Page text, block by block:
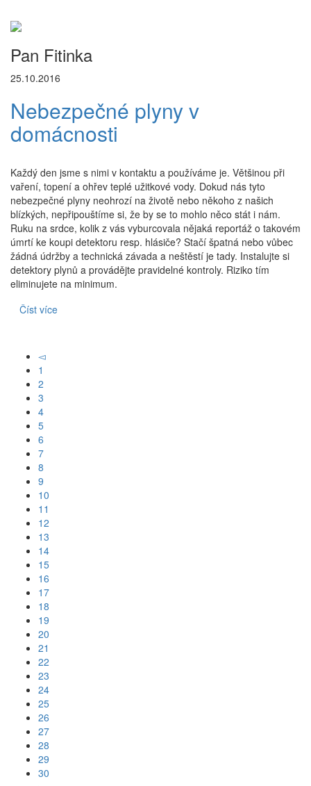
Pan Fitinka
25.10.2016
Nebezpečné plyny v
domácnosti
Každý den jsme s nimi v kontaktu a používáme je. Většinou při
vaření, topení a ohřev teplé užitkové vody. Dokud nás tyto
nebezpečné plyny neohrozí na životě nebo někoho z našich
blízkých, nepřipouštíme si, že by se to mohlo něco stát i nám.
Ruku na srdce, kolik z vás vyburcovala nějaká reportáž o takovém
úmrtí ke koupi detektoru resp. hlásiče? Stačí špatná nebo vůbec
žádná údržby a technická závada a neštěstí je tady. Instalujte si
detektory plynů a provádějte pravidelné kontroly. Riziko tím
eliminujete na minimum.
Číst více
◅
1
2
3
4
5
6
7
8
9
10
11
12
13
14
15
16
17
18
19
20
21
22
23
24
25
26
27
28
29
30